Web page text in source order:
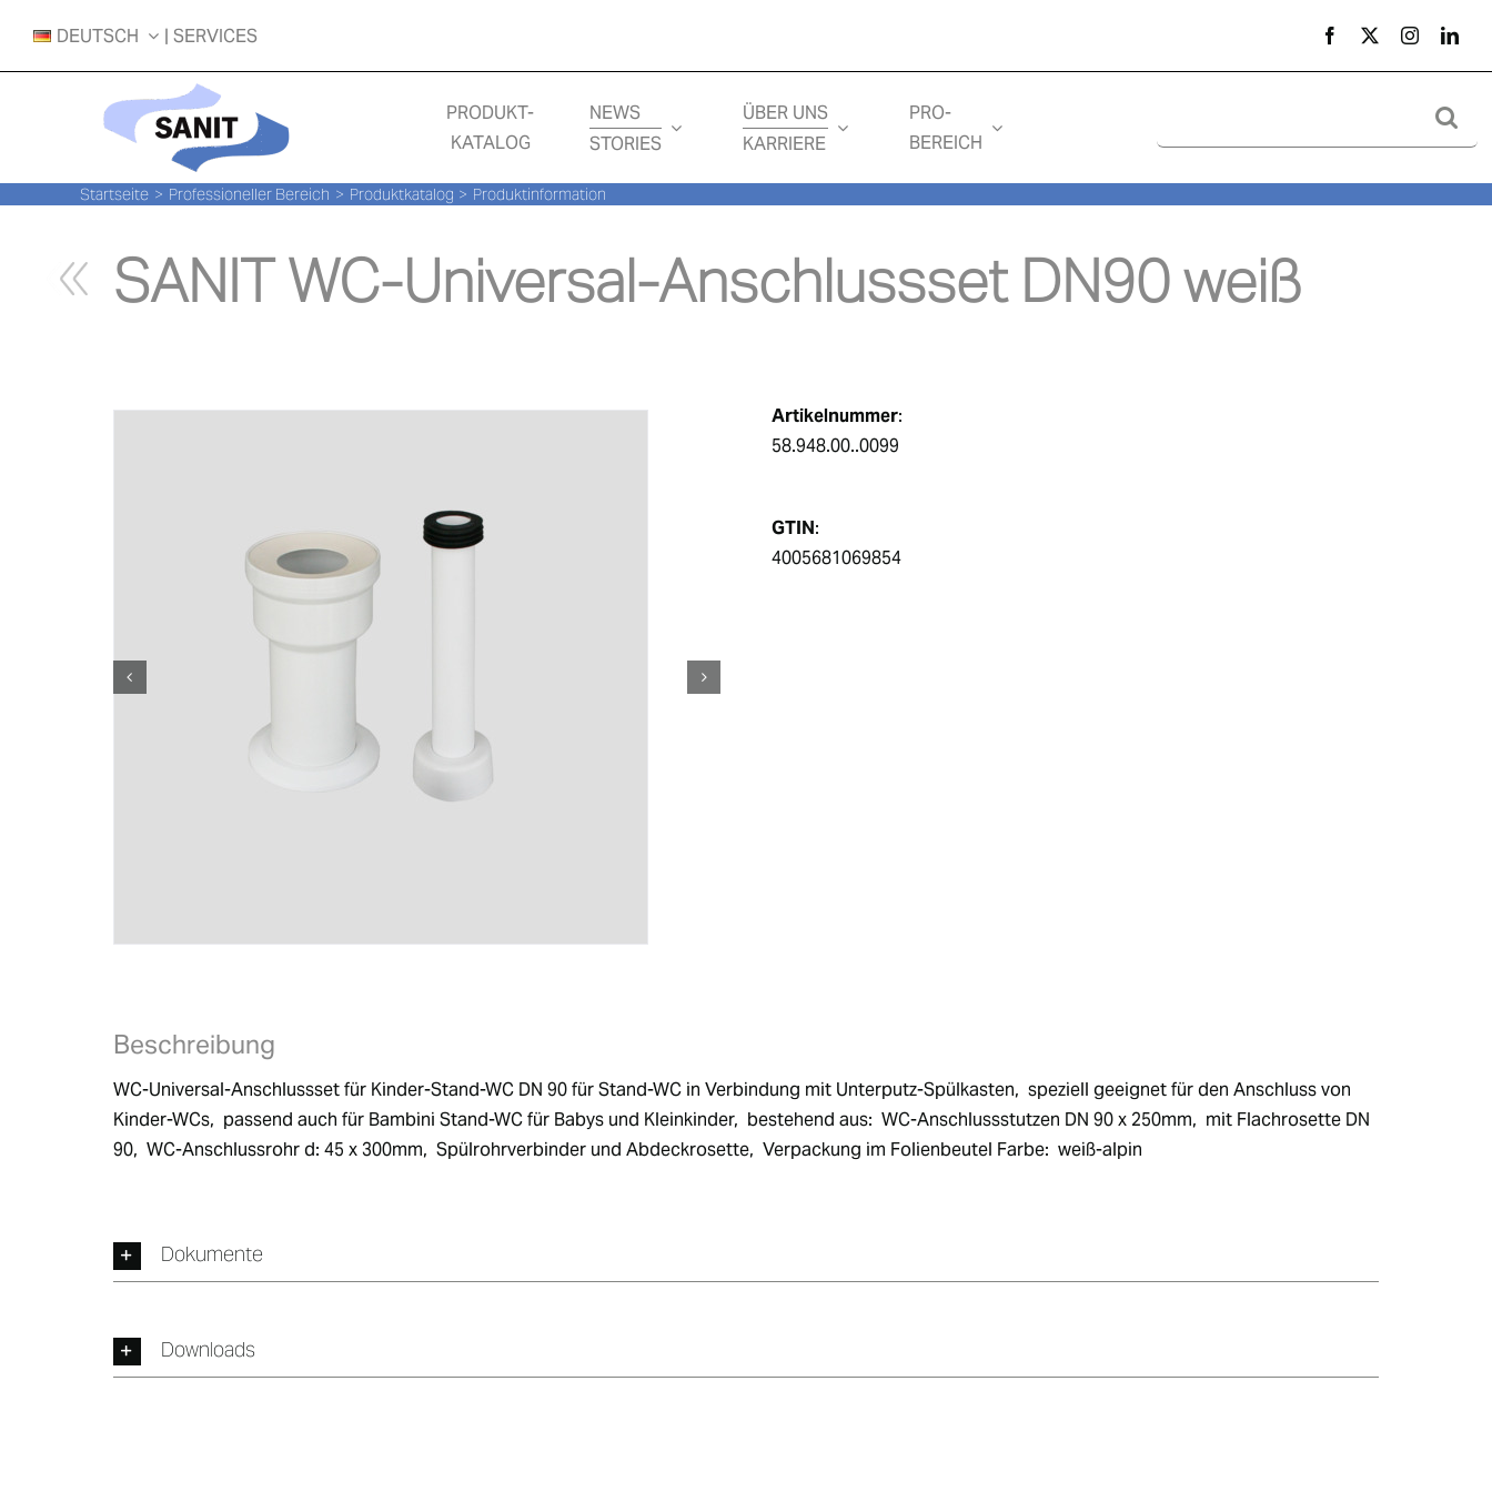
Inhalt
springen
DEUTSCH | SERVICES
PRODUKT-
KATALOG
NEWS
STORIES
ÜBER UNS
KARRIERE
PRO-
BEREICH
Startseite Professioneller Bereich Produktkatalog Produktinformation
SANIT WC-Universal-Anschlussset DN90 weiß
Artikelnummer:
58.948.00..0099
GTIN:
4005681069854
Beschreibung
WC-Universal-Anschlussset für Kinder-Stand-WC DN 90 für Stand-WC in Verbindung mit Unterputz-Spülkasten,  speziell geeignet für den Anschluss von
Kinder-WCs,  passend auch für Bambini Stand-WC für Babys und Kleinkinder,  bestehend aus:  WC-Anschlussstutzen DN 90 x 250mm,  mit Flachrosette DN
90,  WC-Anschlussrohr d: 45 x 300mm,  Spülrohrverbinder und Abdeckrosette,  Verpackung im Folienbeutel Farbe:  weiß-alpin
Dokumente
Downloads